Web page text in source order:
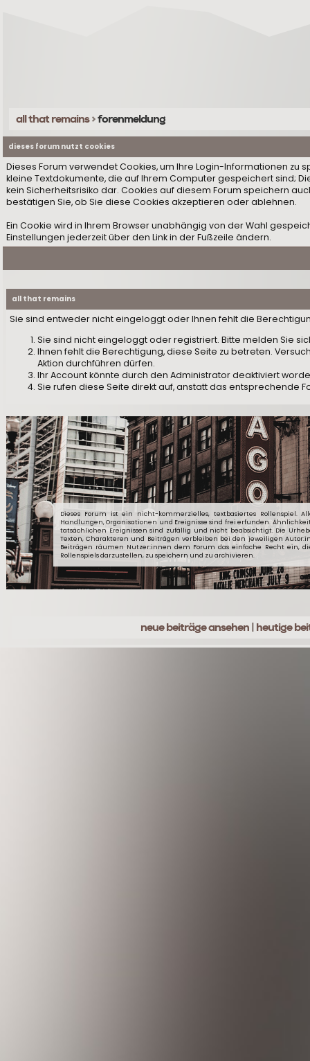
all that remains>forenmeldung
dieses forum nutzt cookies
Dieses Forum verwendet Cookies, um Ihre Login-Informationen zu
kleine Textdokumente, die auf Ihrem Computer gespeichert sind;
kein Sicherheitsrisiko dar. Cookies auf diesem Forum speichern
bestätigen Sie, ob Sie diese Cookies akzeptieren oder ablehnen.
Ein Cookie wird in Ihrem Browser unabhängig von der Wahl
Einstellungen jederzeit über den Link in der Fußzeile ändern.
all that remains
Sie sind entweder nicht eingeloggt oder Ihnen fehlt die
Sie sind nicht eingeloggt oder registriert. Bitte melden Sie
Ihnen fehlt die Berechtigung, diese Seite zu betreten.
Aktion durchführen dürfen.
Ihr Account könnte durch den Administrator deaktiviert
Sie rufen diese Seite direkt auf, anstatt das entsprechende
Dieses Forum ist ein nicht-kommerzielles, textbasiertes Rollenspiel.
Handlungen, Organisationen und Ereignisse sind frei erfunden.
tatsächlichen Ereignissen sind zufällig und nicht beabsichtigt. Die
Texten, Charakteren und Beiträgen verbleiben bei den jeweiligen
Beiträgen räumen Nutzer:innen dem Forum das einfache Recht ein,
Rollenspiels darzustellen, zu speichern und zu archivieren.
neue beiträge ansehen|heutige